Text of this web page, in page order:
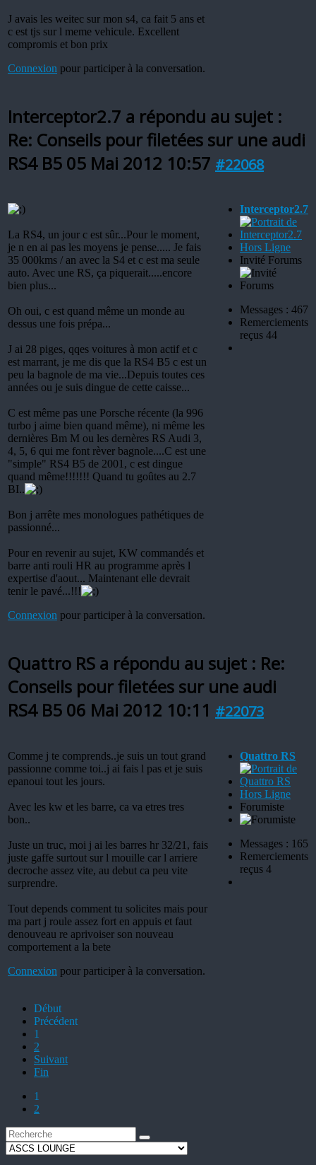
J avais les weitec sur mon s4, ca fait 5 ans et
c est tjs sur l meme vehicule. Excellent
compromis et bon prix
Connexion pour participer à la conversation.
Interceptor2.7 a répondu au sujet :
Re: Conseils pour filetées sur une audi
RS4 B5 05 Mai 2012 10:57 #22068
La RS4, un jour c est sûr...Pour le moment,
je n en ai pas les moyens je pense..... Je fais
35 000kms / an avec la S4 et c est ma seule
auto. Avec une RS, ça piquerait.....encore
bien plus...
Oh oui, c est quand même un monde au
dessus une fois prépa...
J ai 28 piges, qqes voitures à mon actif et c
est marrant, je me dis que la RS4 B5 c est un
peu la bagnole de ma vie...Depuis toutes ces
années ou je suis dingue de cette caisse...
C est même pas une Porsche récente (la 996
turbo j aime bien quand même), ni même les
dernières Bm M ou les dernères RS Audi 3,
4, 5, 6 qui me font rèver bagnole....C est une
"simple" RS4 B5 de 2001, c est dingue
quand même!!!!!!! Quand tu goûtes au 2.7
BI..
Bon j arrête mes monologues pathétiques de
passionné...
Pour en revenir au sujet, KW commandés et
barre anti rouli HR au programme après l
expertise d'aout... Maintenant elle devrait
tenir le pavé...!!!
Connexion pour participer à la conversation.
Interceptor2.7
Hors Ligne
Invité Forums
Messages : 467
Remerciements
reçus 44
Quattro RS a répondu au sujet : Re:
Conseils pour filetées sur une audi
RS4 B5 06 Mai 2012 10:11 #22073
Comme j te comprends..je suis un tout grand
passionne comme toi..j ai fais l pas et je suis
epanoui tout les jours.
Avec les kw et les barre, ca va etres tres
bon..
Juste un truc, moi j ai les barres hr 32/21, fais
juste gaffe surtout sur l mouille car l arriere
decroche assez vite, au debut ca peu vite
surprendre.
Tout depends comment tu solicites mais pour
ma part j roule assez fort en appuis et faut
denouveau re aprivoiser son nouveau
comportement a la bete
Connexion pour participer à la conversation.
Quattro RS
Hors Ligne
Forumiste
Messages : 165
Remerciements
reçus 4
Début
Précédent
1
2
Suivant
Fin
1
2